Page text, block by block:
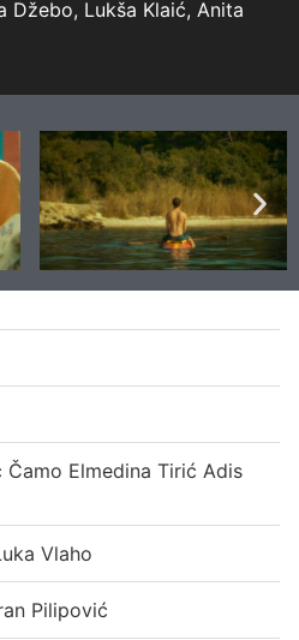
Džebo, Lukša Klaić, Anita
Elmedina Tirić Adis
Vlaho
Pilipović